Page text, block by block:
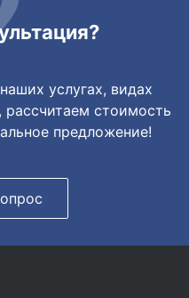
услугах, видах
рассчитаем стоимость
предложение!